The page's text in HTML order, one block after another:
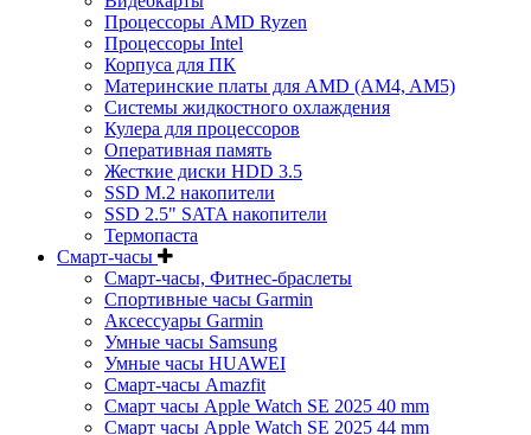
Процессоры AMD Ryzen
Процессоры Intel
Корпуса для ПК
Материнские платы для AMD (AM4, AM5)
Системы жидкостного охлаждения
Кулера для процессоров
Оперативная память
Жесткие диски HDD 3.5
SSD M.2 накопители
SSD 2.5" SATA накопители
Термопаста
Смарт-часы
Смарт-часы, Фитнес-браслеты
Спортивные часы Garmin
Аксессуары Garmin
Умные часы Samsung
Умные часы HUAWEI
Смарт-часы Amazfit
Смарт часы Apple Watch SE 2025 40 mm
Смарт часы Apple Watch SE 2025 44 mm